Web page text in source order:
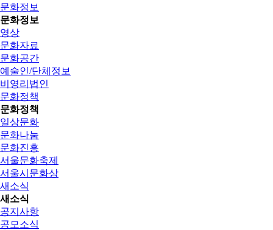
문화정보
문화정보
영상
문화자료
문화공간
예술인/단체정보
비영리법인
문화정책
문화정책
일상문화
문화나눔
문화진흥
서울문화축제
서울시문화상
새소식
새소식
공지사항
공모소식